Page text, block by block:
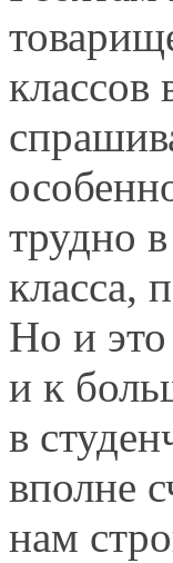
классов
трудно
класса,
Но и
и к
в
вполне
нам